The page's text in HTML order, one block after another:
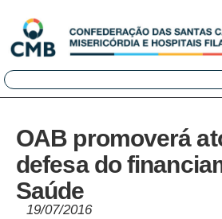
OAB promoverá
defesa do
Saúde
19/07/2016